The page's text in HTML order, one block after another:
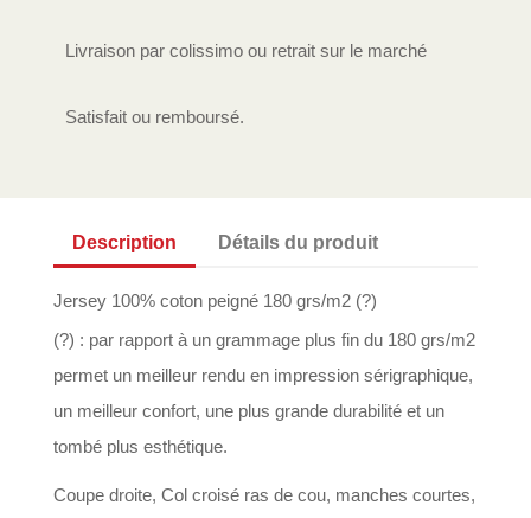
Livraison par colissimo ou retrait sur le marché
Satisfait ou remboursé.
Description Détails du produit
Jersey 100% coton peigné 180 grs/m2 (?)
(?) : par rapport à un grammage plus fin du 180 grs/m2
permet un meilleur rendu en impression sérigraphique,
un meilleur confort, une plus grande durabilité et un
tombé plus esthétique.
Coupe droite, Col croisé ras de cou, manches courtes,